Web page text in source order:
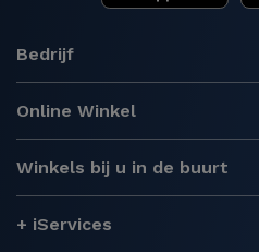
Bedrijf
Online Winkel
Winkels bij u in de buurt
+ iServices